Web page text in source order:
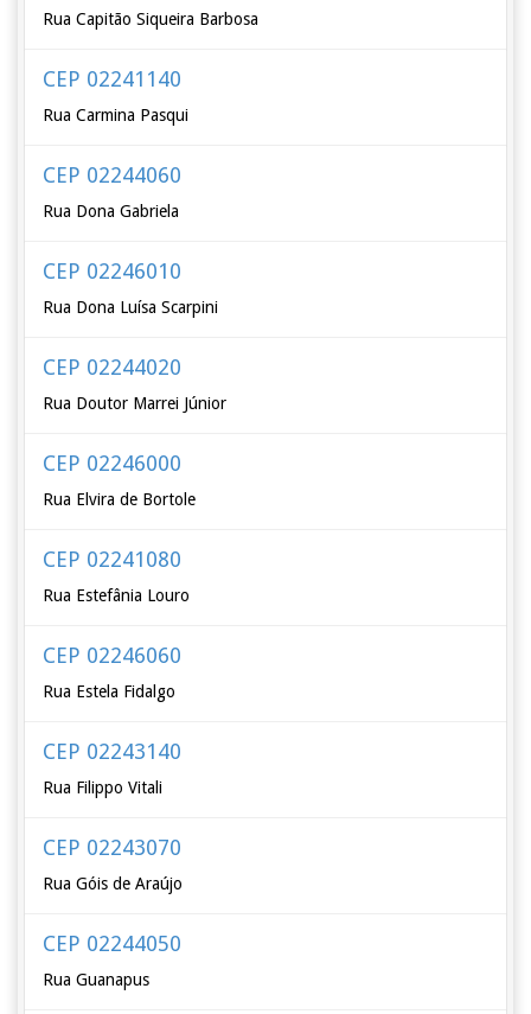
Rua Capitão Siqueira Barbosa
CEP 02241140
Rua Carmina Pasqui
CEP 02244060
Rua Dona Gabriela
CEP 02246010
Rua Dona Luísa Scarpini
CEP 02244020
Rua Doutor Marrei Júnior
CEP 02246000
Rua Elvira de Bortole
CEP 02241080
Rua Estefânia Louro
CEP 02246060
Rua Estela Fidalgo
CEP 02243140
Rua Filippo Vitali
CEP 02243070
Rua Góis de Araújo
CEP 02244050
Rua Guanapus